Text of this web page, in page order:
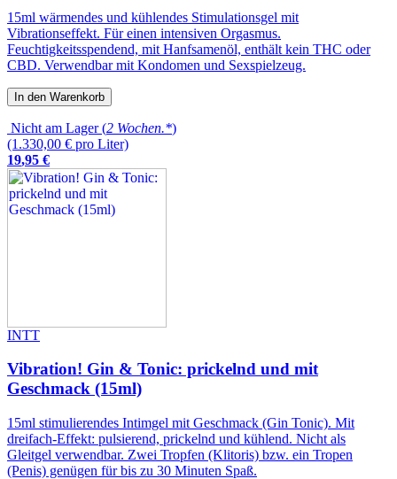
15ml wärmendes und kühlendes Stimulationsgel mit
Vibrationseffekt. Für einen intensiven Orgasmus.
Feuchtigkeitsspendend, mit Hanfsamenöl, enthält kein THC oder
CBD. Verwendbar mit Kondomen und Sexspielzeug.
In den Warenkorb
Nicht am Lager (2 Wochen.*)
(1.330,00 € pro Liter)
19,95 €
INTT
Vibration! Gin & Tonic: prickelnd und mit
Geschmack (15ml)
15ml stimulierendes Intimgel mit Geschmack (Gin Tonic). Mit
dreifach-Effekt: pulsierend, prickelnd und kühlend. Nicht als
Gleitgel verwendbar. Zwei Tropfen (Klitoris) bzw. ein Tropen
(Penis) genügen für bis zu 30 Minuten Spaß.